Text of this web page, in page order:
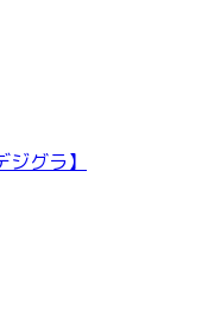
グラ】